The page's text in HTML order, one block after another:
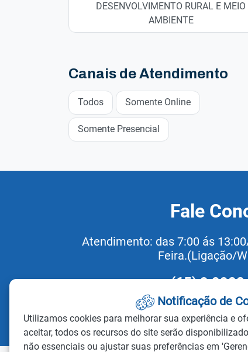
DESENVOLVIMENTO RURAL E MEIO
AMBIENTE
Canais de Atendimento
Todos Somente Online
Somente Presencial
Fale
Atendimento: das 7:00 ás
Feira.(Ligação/
(65) 9
Redefinir
Notificação de
Utilizamos cookies para melhorar sua experiência e
aceitar, todos os recursos do site serão
não essenciais ou ajustar suas preferências em